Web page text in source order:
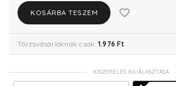
KOSÁRBA TESZEM
Törzsvásárlóknak csak: 1.976 Ft
KISZERELÉS KIVÁLASZTÁSA